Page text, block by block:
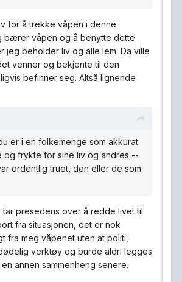
for å trekke våpen i denne
bærer våpen og å benytte dette
jeg beholder liv og alle lem. Da ville
venner og bekjente til den
befinner seg. Altså lignende
er i en folkemenge som akkurat
og frykte for sine liv og andres --
ordentlig truet, den eller de som
presedens over å redde livet til
fra situasjonen, det er nok
fra meg våpenet uten at politi,
verktøy og burde aldri legges
annen sammenheng senere.